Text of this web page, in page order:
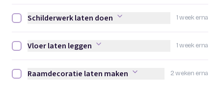
1 week erna
Schilderwerk laten doen afvinken
Schilderwerk laten doen
1 week erna
Vloer laten leggen afvinken
Vloer laten leggen
2 weken erna
Raamdecoratie laten maken afvinken
Raamdecoratie laten maken